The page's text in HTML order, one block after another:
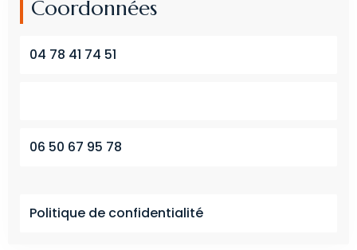
Coordonnées
04 78 41 74 51
06 50 67 95 78
Politique de confidentialité